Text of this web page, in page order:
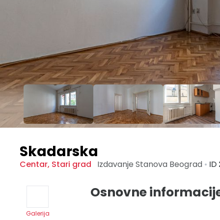
Skadarska
Centar, Stari grad Izdavanje Stanova Beograd • ID
Galerija
Osnovne